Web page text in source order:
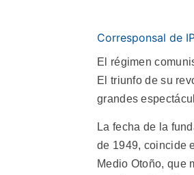
Corresponsal de
El régimen
El triunfo de su
grandes
La fecha de la
de 1949, coincide
Medio Otoño, que